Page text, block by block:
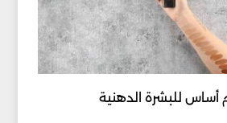
للبشرة الدهنية